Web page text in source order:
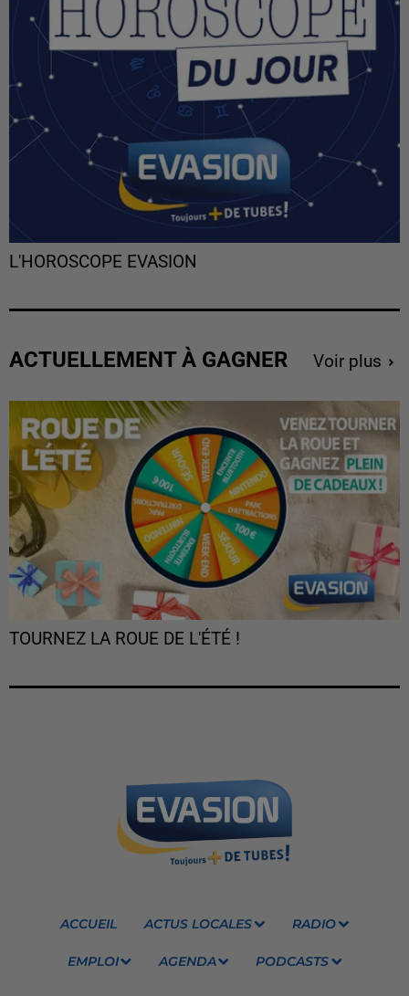
L'HOROSCOPE EVASION
ACTUELLEMENT À GAGNER Voir plus
TOURNEZ LA ROUE DE L'ÉTÉ !
ACCUEIL ACTUS LOCALES RADIO
EMPLOI AGENDA PODCASTS